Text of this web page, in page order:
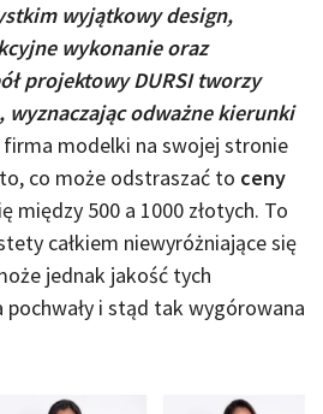
wyjątkowy design,
wykonanie oraz
projektowy DURSItworzy
wyznaczając odważne kierunki
firma modelki na swojej stronie
co może odstraszać to ceny
między 500 a 1000 złotych. To
całkiem niewyróżniające się
jednak jakość tych
i stąd tak wygórowana